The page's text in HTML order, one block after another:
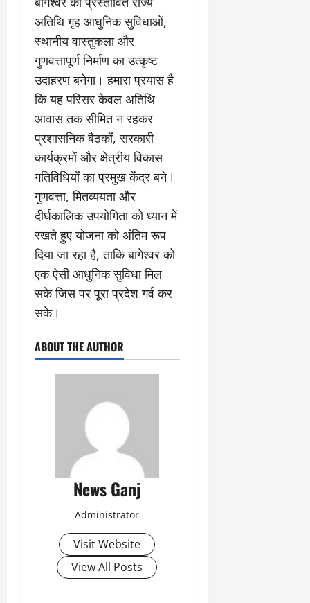
अतिथि गृह आधुनिक सुविधाओं,
स्थानीय वास्तुकला और
गुणवत्तापूर्ण निर्माण का उत्कृष्ट
उदाहरण बनेगा। हमारा प्रयास है
कि यह परिसर केवल अतिथि
आवास तक सीमित न रहकर
प्रशासनिक बैठकों, सरकारी
कार्यक्रमों और क्षेत्रीय विकास
गतिविधियों का प्रमुख केंद्र बने।
गुणवत्ता, मितव्ययता और
दीर्घकालिक उपयोगिता को ध्यान में
रखते हुए योजना को अंतिम रूप
दिया जा रहा है, ताकि बागेश्वर को
एक ऐसी आधुनिक सुविधा मिल
सके जिस पर पूरा प्रदेश गर्व कर
सके।
ABOUT THE AUTHOR
News Ganj
Administrator
Visit Website
View All Posts